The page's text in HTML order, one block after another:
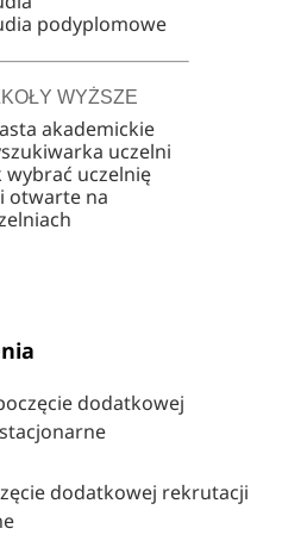
podyplomowe
WYŻSZE
akademickie
uczelni
wybrać uczelnię
otwarte na
dodatkowej
dodatkowej rekrutacji